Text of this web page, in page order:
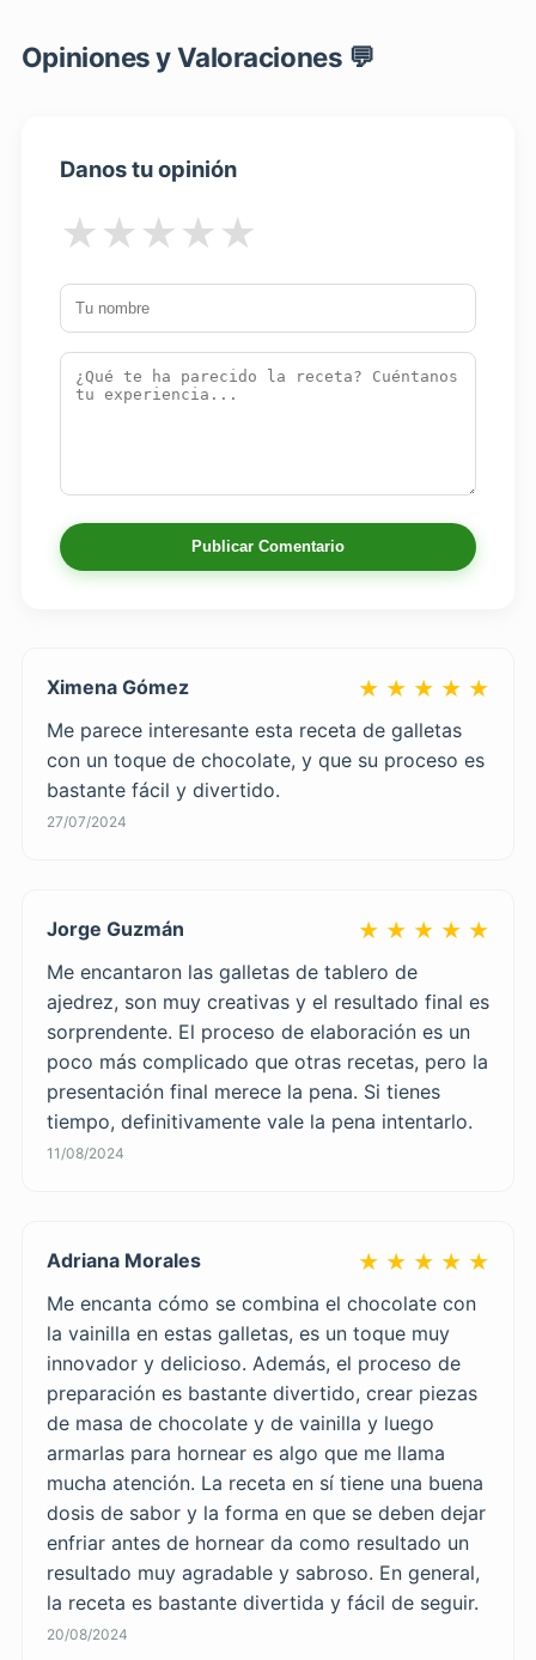
Opiniones y Valoraciones 💬
Danos tu opinión
★
★
★
★
★
Publicar Comentario
Ximena Gómez ★ ★ ★ ★ ★
Me parece interesante esta receta de galletas
con un toque de chocolate, y que su proceso es
bastante fácil y divertido.
27/07/2024
Jorge Guzmán ★ ★ ★ ★ ★
Me encantaron las galletas de tablero de
ajedrez, son muy creativas y el resultado final es
sorprendente. El proceso de elaboración es un
poco más complicado que otras recetas, pero la
presentación final merece la pena. Si tienes
tiempo, definitivamente vale la pena intentarlo.
11/08/2024
Adriana Morales ★ ★ ★ ★ ★
Me encanta cómo se combina el chocolate con
la vainilla en estas galletas, es un toque muy
innovador y delicioso. Además, el proceso de
preparación es bastante divertido, crear piezas
de masa de chocolate y de vainilla y luego
armarlas para hornear es algo que me llama
mucha atención. La receta en sí tiene una buena
dosis de sabor y la forma en que se deben dejar
enfriar antes de hornear da como resultado un
resultado muy agradable y sabroso. En general,
la receta es bastante divertida y fácil de seguir.
20/08/2024